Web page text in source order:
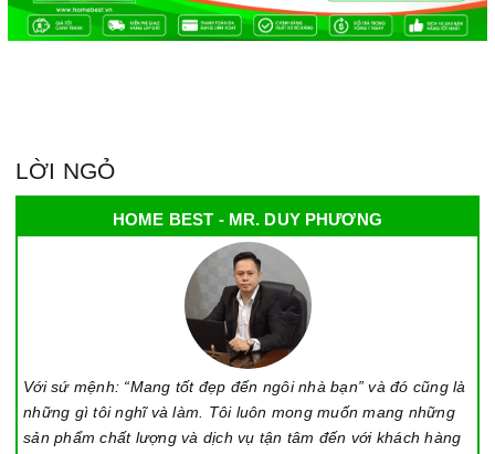
LỜI NGỎ
HOME BEST - MR. DUY PHƯƠNG
Với sứ mệnh: “Mang tốt đẹp đến ngôi nhà bạn” và đó cũng là
những gì tôi nghĩ và làm. Tôi luôn mong muốn mang những
sản phẩm chất lượng và dịch vụ tận tâm đến với khách hàng